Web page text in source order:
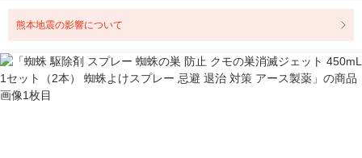
熊本地震の影響について